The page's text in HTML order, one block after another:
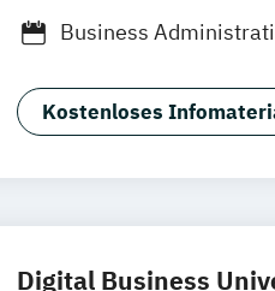
Business
Management
Marketing &
Kostenloses
Digital Business